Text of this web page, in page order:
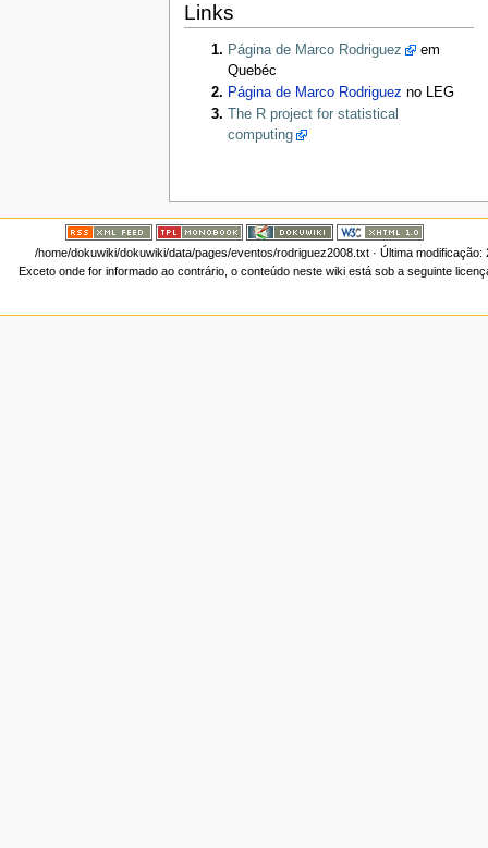
Links
Página de Marco Rodriguez
em
Quebéc
Página de Marco Rodriguez no LEG
The R project for statistical
computing
/home/dokuwiki/dokuwiki/data/pages/eventos/rodriguez2008.txt· Última
Exceto onde for informado ao contrário, o conteúdo neste wiki está sob a seguinte